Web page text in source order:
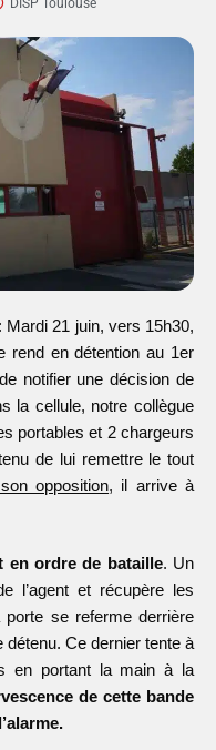
DISP Toulouse
Mardi 21 juin, vers 15h30,
rend en détention au 1er
notifier une décision de
la cellule, notre collègue
portables et 2 chargeurs
de lui remettre le tout
opposition, il arrive à
en ordre de bataille. Un
l’agent et récupère les
porte se referme derrière
détenu. Ce dernier tente à
en portant la main à la
de cette bande